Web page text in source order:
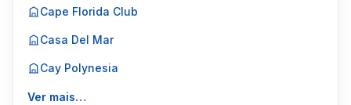
Cape Florida Club
Casa Del Mar
Cay Polynesia
Ver mais…